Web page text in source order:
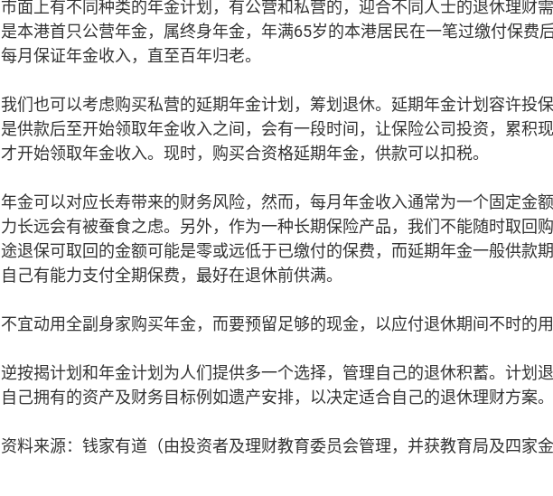
市面上有不同种类的年金计划，有公营和私营的，迎合不同人士的退休理财
是本港首只公营年金，属终身年金，年满65岁的本港居民在一笔过缴付保费
每月保证年金收入，直至百年归老。
我们也可以考虑购买私营的延期年金计划，筹划退休。延期年金计划容许投
是供款后至开始领取年金收入之间，会有一段时间，让保险公司投资，累积
才开始领取年金收入。现时，购买合资格延期年金，供款可以扣税。
年金可以对应长寿带来的财务风险，然而，每月年金收入通常为一个固定金
力长远会有被蚕食之虑。另外，作为一种长期保险产品，我们不能随时取回
途退保可取回的金额可能是零或远低于已缴付的保费，而延期年金一般供款
自己有能力支付全期保费，最好在退休前供满。
不宜动用全副身家购买年金，而要预留足够的现金，以应付退休期间不时的用
逆按揭计划和年金计划为人们提供多一个选择，管理自己的退休积蓄。计划
自己拥有的资产及财务目标例如遗产安排，以决定适合自己的退休理财方案。
资料来源：钱家有道（由投资者及理财教育委员会管理，并获教育局及四家金